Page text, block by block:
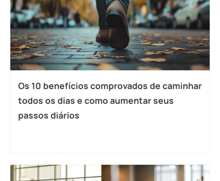
Os 10 benefícios comprovados de caminhar
todos os dias e como aumentar seus
passos diários